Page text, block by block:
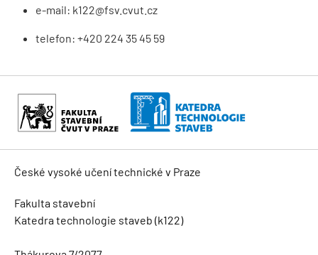
e-mail: k122@fsv.cvut.cz
telefon: +420 224 35 45 59
České vysoké učení technické v Praze
Fakulta stavební
Katedra technologie staveb (k122)